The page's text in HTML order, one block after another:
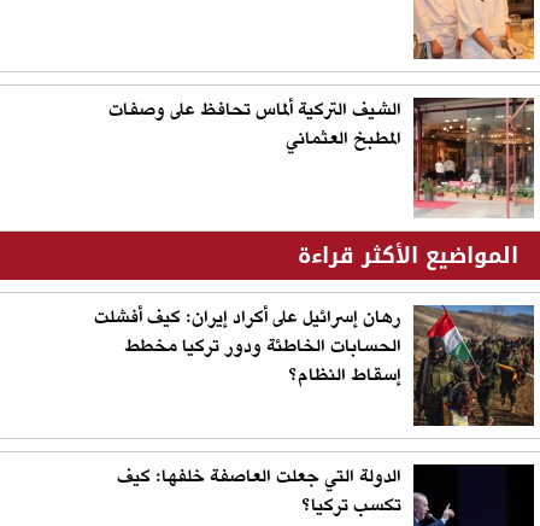
الشيف التركية ألماس تحافظ على وصفات
المطبخ العثماني
المواضيع الأكثر قراءة
رهان إسرائيل على أكراد إيران: كيف أفشلت
الحسابات الخاطئة ودور تركيا مخطط
إسقاط النظام؟
الدولة التي جعلت العاصفة خلفها: كيف
تكسب تركيا؟